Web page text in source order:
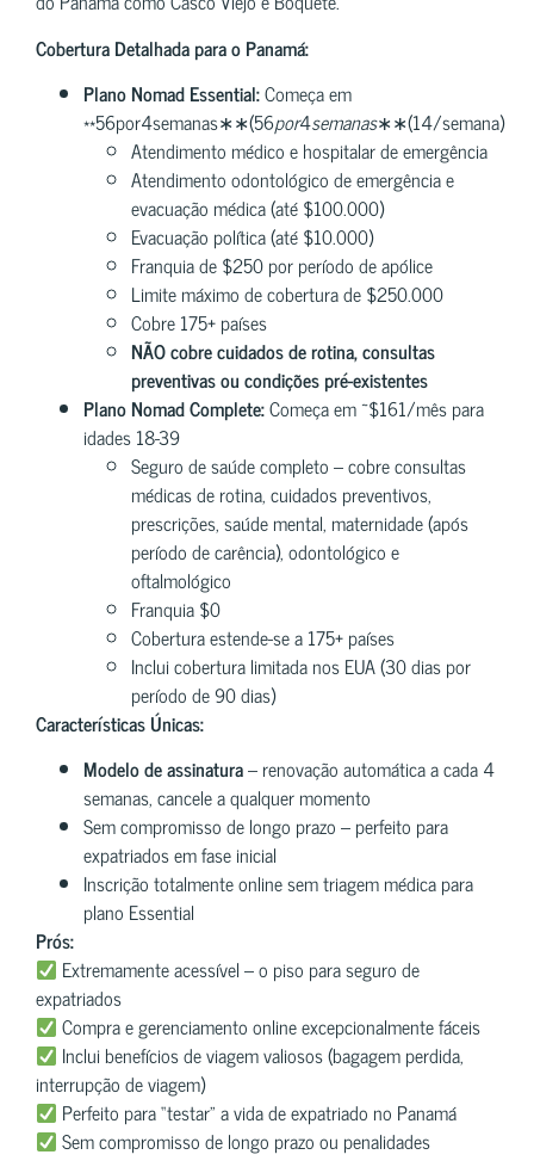
Cobertura Detalhada para o Panamá:
Plano Nomad Essential:Começa em
**56por4semanas∗∗(56por4semanas∗∗(14/semana)
Atendimento médico e hospitalar de emergência
Atendimento odontológico de emergência e
evacuação médica (até $100.000)
Evacuação política (até $10.000)
Franquia de $250 por período de apólice
Limite máximo de cobertura de $250.000
Cobre 175+ países
NÃO cobre cuidados de rotina, consultas
preventivas ou condições pré-existentes
Plano Nomad Complete:Começa em ~$161/mês para
idades 18-39
Seguro de saúde completo – cobre consultas
médicas de rotina, cuidados preventivos,
prescrições, saúde mental, maternidade (após
período de carência), odontológico e
oftalmológico
Franquia $0
Cobertura estende-se a 175+ países
Inclui cobertura limitada nos EUA (30 dias por
período de 90 dias)
Características Únicas:
Modelo de assinatura– renovação automática a cada 4
semanas, cancele a qualquer momento
Sem compromisso de longo prazo – perfeito para
expatriados em fase inicial
Inscrição totalmente online sem triagem médica para
plano Essential
Prós:
Extremamente acessível – o piso para seguro de
expatriados
Compra e gerenciamento online excepcionalmente fáceis
Inclui benefícios de viagem valiosos (bagagem perdida,
interrupção de viagem)
Perfeito para “testar” a vida de expatriado no Panamá
Sem compromisso de longo prazo ou penalidades